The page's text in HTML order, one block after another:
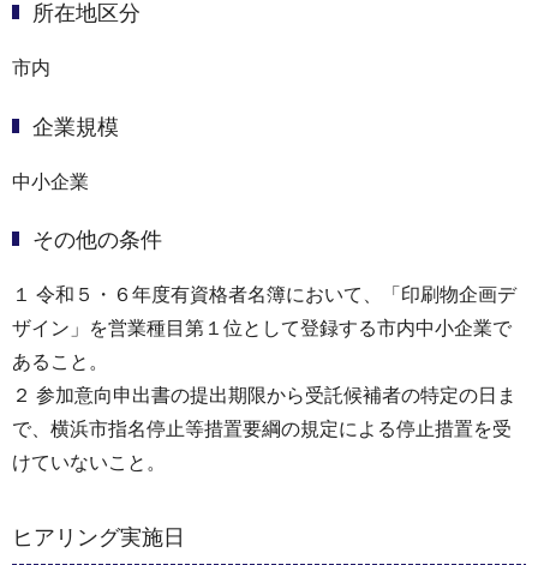
所在地区分
市内
企業規模
中小企業
その他の条件
１ 令和５・６年度有資格者名簿において、「印刷物企画デ
ザイン」を営業種目第１位として登録する市内中⼩企業で
あること。
２ 参加意向申出書の提出期限から受託候補者の特定の⽇ま
で、横浜市指名停⽌等措置要綱の規定による停⽌措置を受
けていないこと。
ヒアリング実施日